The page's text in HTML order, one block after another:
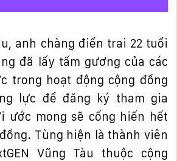
anh chàng điển trai 22 tuổi
đã lấy tấm gương của các
c trong hoạt động cộng đồng
ng lực để đăng ký tham gia
i ước mong sẽ cống hiến hết
đồng. Tùng hiện là thành viên
Vũng Tàu thuộc cộng